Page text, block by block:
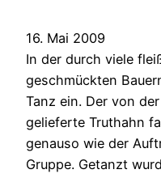
16. Mai 2009
In der durch viele
geschmückten
Tanz ein. Der von
gelieferte Truthahn
genauso wie der
Gruppe. Getanzt